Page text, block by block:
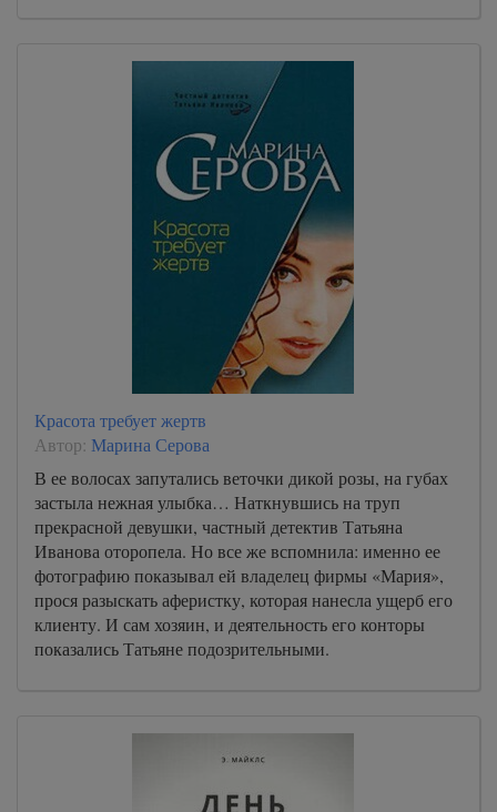
Красота требует жертв
Автор: Марина Серова
В ее волосах запутались веточки дикой розы, на губах
застыла нежная улыбка… Наткнувшись на труп
прекрасной девушки, частный детектив Татьяна
Иванова оторопела. Но все же вспомнила: именно ее
фотографию показывал ей владелец фирмы «Мария»,
прося разыскать аферистку, которая нанесла ущерб его
клиенту. И сам хозяин, и деятельность его конторы
показались Татьяне подозрительными.